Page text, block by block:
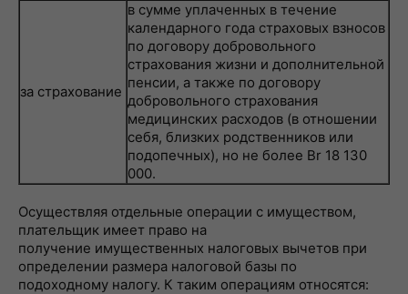
за страхование
в сумме уплаченных в течение
календарного года страховых взносов
по договору добровольного
страхования жизни и дополнительной
пенсии, а также по договору
добровольного страхования
медицинских расходов (в отношении
себя, близких родственников или
подопечных), но не более Br 18 130
000.
Осуществляя отдельные операции с имуществом,
плательщик имеет право на
получение имущественных налоговых вычетов при
определении размера налоговой базы по
подоходному налогу. К таким операциям относятся: